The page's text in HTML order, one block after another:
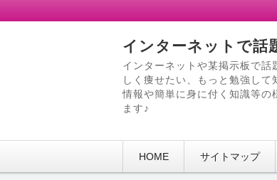
インターネットで話
インターネットや某掲示板で
しく痩せたい、もっと勉強し
情報や簡単に身に付く知識等の
ます♪
HOME サイトマップ